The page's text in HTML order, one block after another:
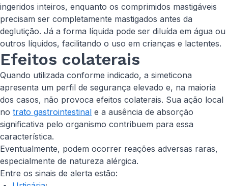
ingeridos inteiros, enquanto os comprimidos mastigáveis
precisam ser completamente mastigados antes da
deglutição. Já a forma líquida pode ser diluída em água ou
outros líquidos, facilitando o uso em crianças e lactentes.
Efeitos colaterais
Quando utilizada conforme indicado, a simeticona
apresenta um perfil de segurança elevado e, na maioria
dos casos, não provoca efeitos colaterais. Sua ação local
no trato gastrointestinal e a ausência de absorção
significativa pelo organismo contribuem para essa
característica.
Eventualmente, podem ocorrer reações adversas raras,
especialmente de natureza alérgica.
Entre os sinais de alerta estão: